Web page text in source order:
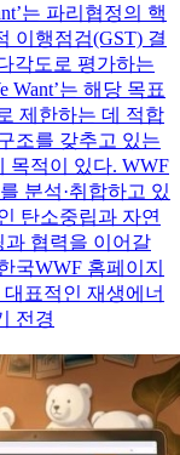
는 파리협정의 핵
이행점검(GST) 결
각도로 평가하는
Want’는 해당 목표
제한하는 데 적합
조를 갖추고 있는
목적이 있다. WWF
분석·취합하고 있
탄소중립과 자연
협력을 이어갈
국WWF 홈페이지
표적인 재생에너
전경